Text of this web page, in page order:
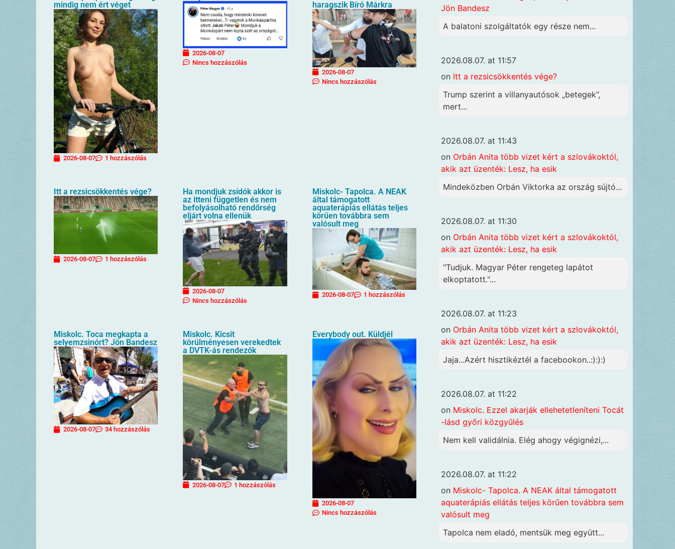
mindig nem ért véget
2026-08-07 1 hozzászólás
2026-08-07
Nincs hozzászólás
haragszik Bíró Márkra
2026-08-07
Nincs hozzászólás
Itt a rezsicsökkentés vége?
2026-08-07 1 hozzászólás
Ha mondjuk zsídók akkor is
az itteni független és nem
befolyásolható rendőrség
eljárt volna ellenük
2026-08-07
Nincs hozzászólás
Miskolc- Tapolca. A NEAK
által támogatott
aquaterápiás ellátás teljes
körűen továbbra sem
valósult meg
2026-08-07 1 hozzászólás
Miskolc. Toca megkapta a
selyemzsinórt? Jön Bandesz
2026-08-07 34 hozzászólás
Miskolc. Kicsit
körülményesen verekedtek
a DVTK-ás rendezők
2026-08-07 1 hozzászólás
Everybody out. Küldjél
2026-08-07
Nincs hozzászólás
Jön Bandesz
A balatoni szolgáltatók egy része nem...
2026.08.07. at 11:57
on Itt a rezsicsökkentés vége?
Trump szerint a villanyautósok „betegek”,
mert...
2026.08.07. at 11:43
on Orbán Anita több vizet kért a szlovákoktól,
akik azt üzenték: Lesz, ha esik
Mindeközben Orbán Viktorka az ország sújtó...
2026.08.07. at 11:30
on Orbán Anita több vizet kért a szlovákoktól,
akik azt üzenték: Lesz, ha esik
"Tudjuk. Magyar Péter rengeteg lapátot
elkoptatott."...
2026.08.07. at 11:23
on Orbán Anita több vizet kért a szlovákoktól,
akik azt üzenték: Lesz, ha esik
Jaja...Azért hisztikéztél a facebookon..:):):)
2026.08.07. at 11:22
on Miskolc. Ezzel akarják ellehetetleníteni Tocát
-lásd győri közgyűlés
Nem kell validálnia. Elég ahogy végignézi,...
2026.08.07. at 11:22
on Miskolc- Tapolca. A NEAK által támogatott
aquaterápiás ellátás teljes körűen továbbra sem
valósult meg
Tapolca nem eladó, mentsük meg együtt...